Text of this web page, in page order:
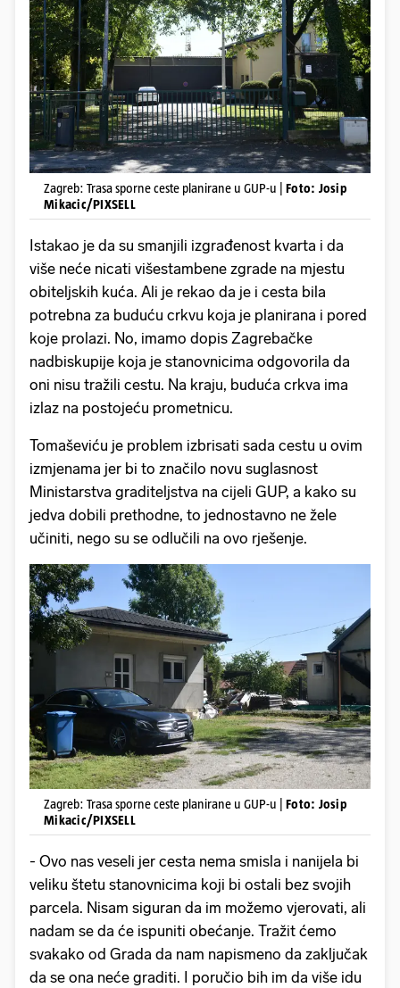
Zagreb: Trasa sporne ceste planirane u GUP-u | Foto: Josip
Mikacic/PIXSELL
Istakao je da su smanjili izgrađenost kvarta i da
više neće nicati višestambene zgrade na mjestu
obiteljskih kuća. Ali je rekao da je i cesta bila
potrebna za buduću crkvu koja je planirana i pored
koje prolazi. No, imamo dopis Zagrebačke
nadbiskupije koja je stanovnicima odgovorila da
oni nisu tražili cestu. Na kraju, buduća crkva ima
izlaz na postojeću prometnicu.
Tomaševiću je problem izbrisati sada cestu u ovim
izmjenama jer bi to značilo novu suglasnost
Ministarstva graditeljstva na cijeli GUP, a kako su
jedva dobili prethodne, to jednostavno ne žele
učiniti, nego su se odlučili na ovo rješenje.
Zagreb: Trasa sporne ceste planirane u GUP-u | Foto: Josip
Mikacic/PIXSELL
- Ovo nas veseli jer cesta nema smisla i nanijela bi
veliku štetu stanovnicima koji bi ostali bez svojih
parcela. Nisam siguran da im možemo vjerovati, ali
nadam se da će ispuniti obećanje. Tražit ćemo
svakako od Grada da nam napismeno da zaključak
da se ona neće graditi. I poručio bih im da više idu